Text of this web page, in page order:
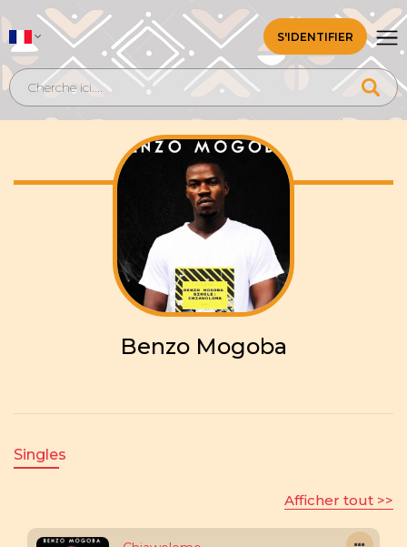
S'IDENTIFIER
Benzo Mogoba
Singles
Afficher tout >>